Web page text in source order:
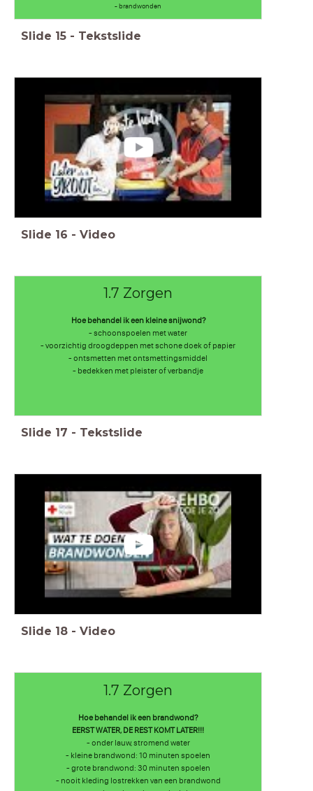
- brandwonden
Slide 15 - Tekstslide
Slide 16 - Video
1.7 Zorgen
Hoe behandel ik een kleine snijwond?
- schoonspoelen met water
- voorzichtig droogdeppen met schone doek of papier
- ontsmetten met ontsmettingsmiddel
- bedekken met pleister of verbandje
Slide 17 - Tekstslide
Slide 18 - Video
1.7 Zorgen
Hoe behandel ik een brandwond?
EERST WATER, DE REST KOMT LATER!!!
- onder lauw, stromend water
- kleine brandwond: 10 minuten spoelen
- grote brandwond: 30 minuten spoelen
- nooit kleding lostrekken van een brandwond